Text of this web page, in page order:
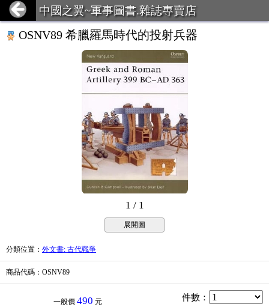
中國之翼~軍事圖書.雜誌專賣店
OSNV89 希臘羅馬時代的投射兵器
1 / 1
展開圖
分類位置 ： 外文書: 古代戰爭
商品代碼 ：OSNV89
一般價 490 元 件數 ：